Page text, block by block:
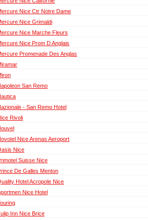
Nice Ctr Notre Dame
Nice Grimaldi
Nice Marche Fleurs
Nice Prom D Anglais
Promenade Des Anglas
San Remo
- San Remo Hotel
Rivoli
Nice Arenas Aeroport
Nice
Suisse Nice
De Galles Menton
Hotel Acropole Nice
Nice Hotel
Inn Nice Brice